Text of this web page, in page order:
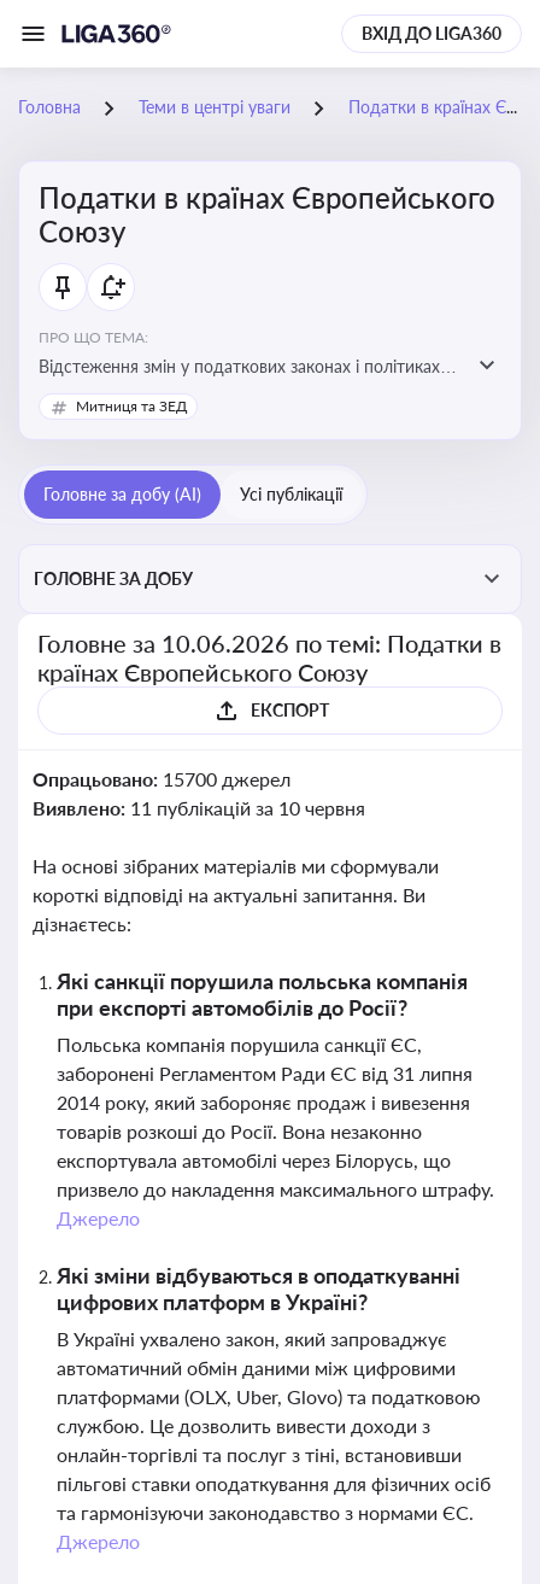
ВХІД ДО LIGA360
Головна Теми в центрі уваги Податки в країнах Європейського Союзу
Податки в країнах Європейського
Союзу
ПРО ЩО ТЕМА:
Відстеження змін у податкових законах і політиках
країн ЄС. Моніторинг кейсів, що впливають на бізнес-
процеси та фінансову звітність
Митниця та ЗЕД
Головне за добу (AI) Усі публікації
ГОЛОВНЕ ЗА ДОБУ
Головне за 10.06.2026 по темі: Податки в
країнах Європейського Союзу
ЕКСПОРТ
Опрацьовано: 15700 джерел
Виявлено: 11 публікацій за 10 червня
На основі зібраних матеріалів ми сформували
короткі відповіді на актуальні запитання. Ви
дізнаєтесь:
Які санкції порушила польська компанія
при експорті автомобілів до Росії?
Польська компанія порушила санкції ЄС,
заборонені Регламентом Ради ЄС від 31 липня
2014 року, який забороняє продаж і вивезення
товарів розкоші до Росії. Вона незаконно
експортувала автомобілі через Білорусь, що
призвело до накладення максимального штрафу.
Джерело
Які зміни відбуваються в оподаткуванні
цифрових платформ в Україні?
В Україні ухвалено закон, який запроваджує
автоматичний обмін даними між цифровими
платформами (OLX, Uber, Glovo) та податковою
службою. Це дозволить вивести доходи з
онлайн-торгівлі та послуг з тіні, встановивши
пільгові ставки оподаткування для фізичних осіб
та гармонізуючи законодавство з нормами ЄС.
Джерело